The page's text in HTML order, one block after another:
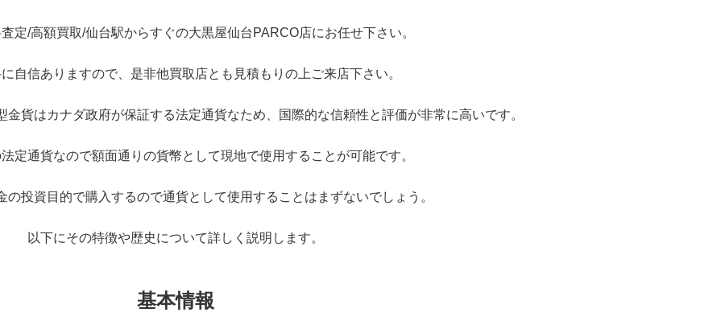
定/高額買取/仙台駅からすぐの大黒屋仙台PARCO店にお任せ下さい。
自信ありますので、是非他買取店とも見積もりの上ご来店下さい。
金貨はカナダ政府が保証する法定通貨なため、国際的な信頼性と評価が非常に高いです。
定通貨なので額面通りの貨幣として現地で使用することが可能です。
の投資目的で購入するので通貨として使用することはまずないでしょう。
以下にその特徴や歴史について詳しく説明します。
基本情報